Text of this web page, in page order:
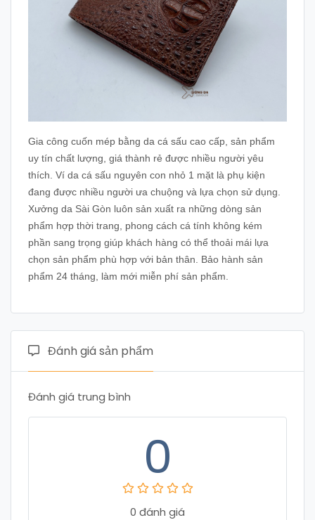
Gia công cuốn mép bằng da cá sấu cao cấp, sản phẩm
uy tín chất lượng, giá thành rẻ được nhiều người yêu
thích . Ví da cá sấu nguyên con nhỏ 1 mặt là phụ kiện
đang được nhiều người ưa chuộng và lựa chọn sử dụng.
Xưởng da Sài Gòn luôn sản xuất ra những dòng sản
phẩm hợp thời trang, phong cách cá tính không kém
phần sang trọng giúp khách hàng có thể thoải mái lựa
chọn sản phẩm phù hợp với bản thân. Bảo hành sản
phẩm 24 tháng, làm mới miễn phí sản phẩm.
Đánh giá sản phẩm
Đánh giá trung bình
0
0 đánh giá